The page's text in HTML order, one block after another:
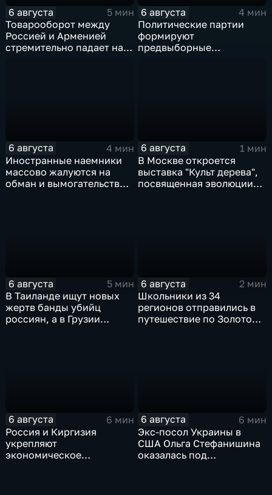
6 августа
5 мин
Товарооборот между
Россией и Арменией
стремительно падает на
6 августа
4 мин
Политические партии
формируют
предвыборные
6 августа
4 мин
Иностранные наемники
массово жалуются на
обман и вымогательство
6 августа
1 мин
В Москве откроется
выставка "Культ дерева",
посвященная эволюции
6 августа
5 мин
В Таиланде ищут новых
жертв банды убийц
россиян, а в Грузии
6 августа
2 мин
Школьники из 34
регионов отправились в
путешествие по Золотому
6 августа
6 мин
Россия и Киргизия
укрепляют
экономическое
6 августа
6 мин
Экс-посол Украины в
США Ольга Стефанишина
оказалась под